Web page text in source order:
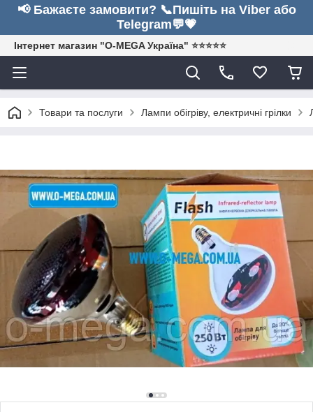
📢 Бажаєте замовити? 📞Пишіть на Viber або
Telegram💬💗
Інтернет магазин "O-MEGA Україна" ⭐⭐⭐⭐⭐
Товари та послуги Лампи обігріву, електричні грілки